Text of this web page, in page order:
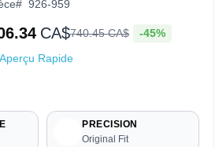
# 926-959
CA$740.45CA$ -45%
Aperçu Rapide
PRECISION
Original Fit